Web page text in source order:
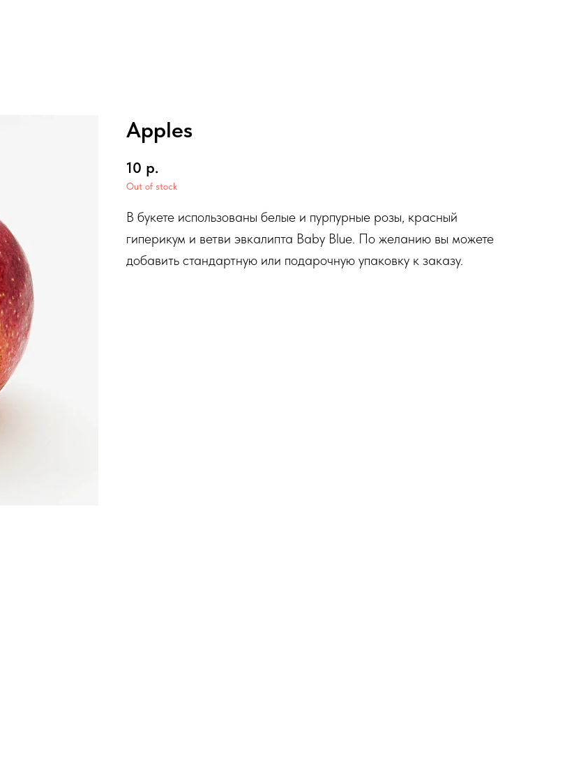
Apples
10 р.
Out of stock
В букете использованы белые и пурпурные розы, красный
гиперикум и ветви эвкалипта Baby Blue. По желанию вы можете
добавить стандартную или подарочную упаковку к заказу.